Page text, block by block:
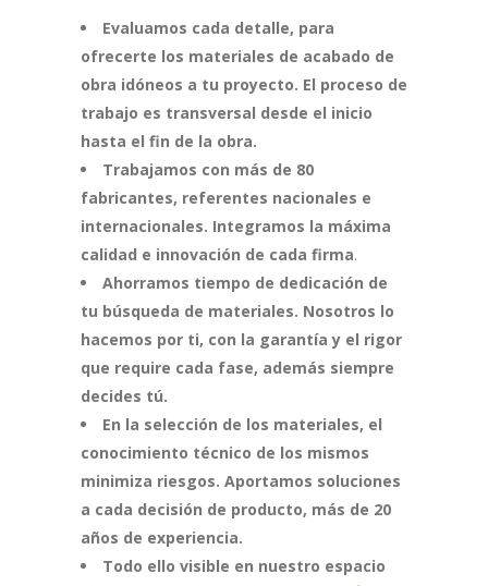
Evaluamos cada detalle, para
ofrecerte los materiales de acabado de
obra idóneos a tu proyecto. El proceso de
trabajo es transversal desde el inicio
hasta el fin de la obra.
Trabajamos con más de 80
fabricantes, referentes nacionales e
internacionales. Integramos la máxima
calidad e innovación de cada firma.
Ahorramos tiempo de dedicación de
tu búsqueda de materiales. Nosotros lo
hacemos por ti, con la garantía y el rigor
que require cada fase, además siempre
decides tú.
En la selección de los materiales, el
conocimiento técnico de los mismos
minimiza riesgos. Aportamos soluciones
a cada decisión de producto, más de 20
años de experiencia.
Todo ello visible en nuestro espacio